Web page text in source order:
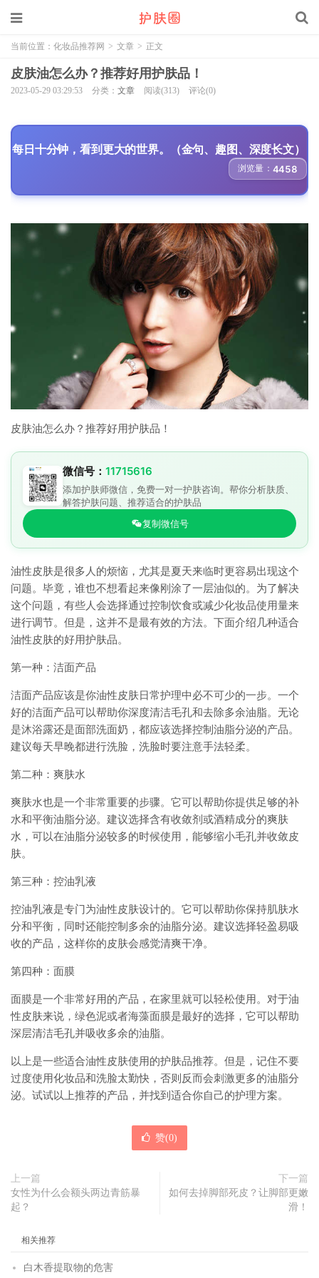
当前位置： 化妆品推荐网 > 文章 > 正文
皮肤油怎么办？推荐好用护肤品！
2023-05-29 03:29:53 分类： 文章 阅读(313) 评论(0)
每日十分钟，看到更大的世界。（金句、趣图、深度长文）
浏览量： 4458
皮肤油怎么办？推荐好用护肤品！
微信号： 11715616
添加护肤师微信，免费一对一护肤咨询。帮你分析肤质、
解答护肤问题、推荐适合的护肤品
复制微信号
油性皮肤是很多人的烦恼，尤其是夏天来临时更容易出现这个
问题。毕竟，谁也不想看起来像刚涂了一层油似的。为了解决
这个问题，有些人会选择通过控制饮食或减少化妆品使用量来
进行调节。但是，这并不是最有效的方法。下面介绍几种适合
油性皮肤的好用护肤品。
第一种：洁面产品
洁面产品应该是你油性皮肤日常护理中必不可少的一步。一个
好的洁面产品可以帮助你深度清洁毛孔和去除多余油脂。无论
是沐浴露还是面部洗面奶，都应该选择控制油脂分泌的产品。
建议每天早晚都进行洗脸，洗脸时要注意手法轻柔。
第二种：爽肤水
爽肤水也是一个非常重要的步骤。它可以帮助你提供足够的补
水和平衡油脂分泌。建议选择含有收敛剂或酒精成分的爽肤
水，可以在油脂分泌较多的时候使用，能够缩小毛孔并收敛皮
肤。
第三种：控油乳液
控油乳液是专门为油性皮肤设计的。它可以帮助你保持肌肤水
分和平衡，同时还能控制多余的油脂分泌。建议选择轻盈易吸
收的产品，这样你的皮肤会感觉清爽干净。
第四种：面膜
面膜是一个非常好用的产品，在家里就可以轻松使用。对于油
性皮肤来说，绿色泥或者海藻面膜是最好的选择，它可以帮助
深层清洁毛孔并吸收多余的油脂。
以上是一些适合油性皮肤使用的护肤品推荐。但是，记住不要
过度使用化妆品和洗脸太勤快，否则反而会刺激更多的油脂分
泌。试试以上推荐的产品，并找到适合你自己的护理方案。
赞(0)
上一篇
女性为什么会额头两边青筋暴
起？
下一篇
如何去掉脚部死皮？让脚部更嫩
滑！
相关推荐
白木香提取物的危害